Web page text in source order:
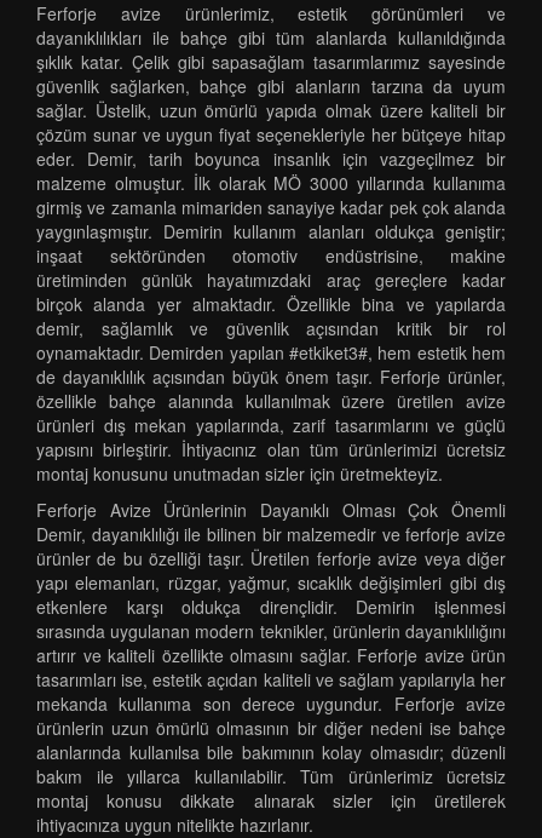
Ferforje avize ürünlerimiz, estetik görünümleri ve
dayanıklılıkları ile bahçe gibi tüm alanlarda kullanıldığında
şıklık katar. Çelik gibi sapasağlam tasarımlarımız sayesinde
güvenlik sağlarken, bahçe gibi alanların tarzına da uyum
sağlar. Üstelik, uzun ömürlü yapıda olmak üzere kaliteli bir
çözüm sunar ve uygun fiyat seçenekleriyle her bütçeye hitap
eder. Demir, tarih boyunca insanlık için vazgeçilmez bir
malzeme olmuştur. İlk olarak MÖ 3000 yıllarında kullanıma
girmiş ve zamanla mimariden sanayiye kadar pek çok alanda
yaygınlaşmıştır. Demirin kullanım alanları oldukça geniştir;
inşaat sektöründen otomotiv endüstrisine, makine
üretiminden günlük hayatımızdaki araç gereçlere kadar
birçok alanda yer almaktadır. Özellikle bina ve yapılarda
demir, sağlamlık ve güvenlik açısından kritik bir rol
oynamaktadır. Demirden yapılan #etkiket3#, hem estetik hem
de dayanıklılık açısından büyük önem taşır. Ferforje ürünler,
özellikle bahçe alanında kullanılmak üzere üretilen avize
ürünleri dış mekan yapılarında, zarif tasarımlarını ve güçlü
yapısını birleştirir. İhtiyacınız olan tüm ürünlerimizi ücretsiz
montaj konusunu unutmadan sizler için üretmekteyiz.
Ferforje Avize Ürünlerinin Dayanıklı Olması Çok Önemli
Demir, dayanıklılığı ile bilinen bir malzemedir ve ferforje avize
ürünler de bu özelliği taşır. Üretilen ferforje avize veya diğer
yapı elemanları, rüzgar, yağmur, sıcaklık değişimleri gibi dış
etkenlere karşı oldukça dirençlidir. Demirin işlenmesi
sırasında uygulanan modern teknikler, ürünlerin dayanıklılığını
artırır ve kaliteli özellikte olmasını sağlar. Ferforje avize ürün
tasarımları ise, estetik açıdan kaliteli ve sağlam yapılarıyla her
mekanda kullanıma son derece uygundur. Ferforje avize
ürünlerin uzun ömürlü olmasının bir diğer nedeni ise bahçe
alanlarında kullanılsa bile bakımının kolay olmasıdır; düzenli
bakım ile yıllarca kullanılabilir. Tüm ürünlerimiz ücretsiz
montaj konusu dikkate alınarak sizler için üretilerek
ihtiyacınıza uygun nitelikte hazırlanır.